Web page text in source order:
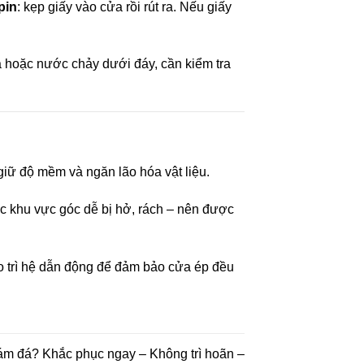
: kẹp giấy vào cửa rồi rút ra. Nếu giấy
nước chảy dưới đáy, cần kiểm tra
độ mềm và ngăn lão hóa vật liệu.
khu vực góc dễ bị hở, rách – nên được
hệ dẫn động để đảm bảo cửa ép đều
đá? Khắc phục ngay – Không trì hoãn –